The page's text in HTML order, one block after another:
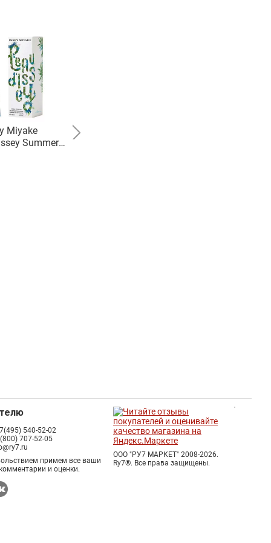
Miyake
Summer
ООО "РУ7 МАРКЕТ" 2008-2026.
Ry7®. Все права защищены.
540-52-02
707-52-05
примем все ваши
и оценки.